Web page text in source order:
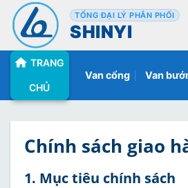
qua
dung
TỔNG ĐẠI LÝ PHÂN PHỐI
SHINYI
TRANG
CHỦ
Van cổng Van
Chính sách giao
1. Mục tiêu chính sách